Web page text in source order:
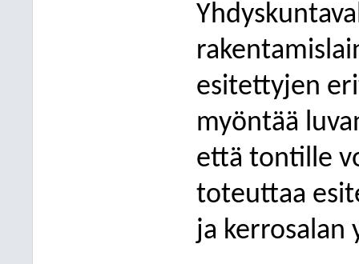
esitettyjen
myöntää
että tontille
toteuttaa
ja kerrosalan